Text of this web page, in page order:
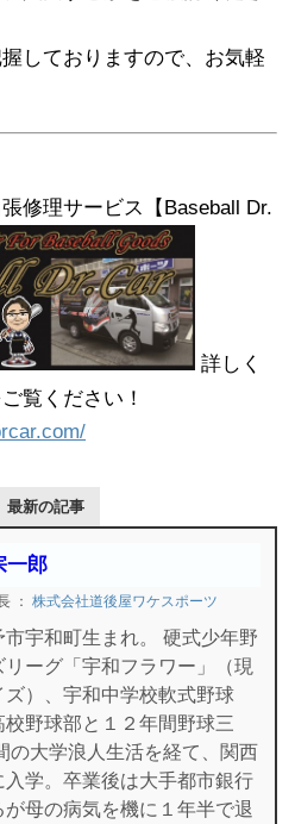
しておりますので、お気軽
修理サービス【Baseball Dr.
詳しく
覧ください！
最新の記事
一郎
： 株式会社道後屋ワケスポーツ
市宇和町生まれ。 硬式少年野
リーグ「宇和フラワー」（現
ズ）、宇和中学校軟式野球
校野球部と１２年間野球三
の大学浪人生活を経て、関西
入学。卒業後は大手都市銀行
が母の病気を機に１年半で退